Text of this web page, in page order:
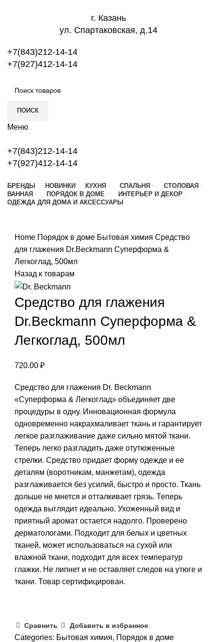
г. Казань
ул. Спартаковская, д.14
+7(843)212-14-14
+7(927)412-14-14
ПОИСК
Меню
+7(843)212-14-14
+7(927)412-14-14
БРЕНДЫ НОВИНКИ КУХНЯ СПАЛЬНЯ
СТОЛОВАЯ
ВАННАЯ
ПОРЯДОК В ДОМЕ
ИНТЕРЬЕР И ДЕКОР
ОДЕЖДА ДЛЯ ДОМА И АКСЕССУАРЫ
Home Порядок в доме Бытовая химия Средство
для глажения Dr.Beckmann Суперформа &
Легкоглад, 500мл
Назад к товарам
Средство для глажения
Dr.Beckmann Суперформа &
Легкоглад, 500мл
720.00 ₽
Средство для глажения Dr. Beckmann
«Суперформа & Легкоглад» объединяет две
процедуры в одну. Инновационная формула
одновременно накрахмаливает ткань и гарантирует
легкое разглаживание даже сильно мятой ткани.
Теперь легко разгладить даже отутюженные
стрелки. Средство придает форму одежде и ее
деталям (воротникам, манжетам), одежда
разглаживается без усилий, быстро и просто. Ткань
дольше не мнется и отталкивает грязь. Теперь
одежда выглядит идеально. Ухоженный вид и
приятный аромат остается надолго. Проверено
дерматологами. Подходит для белых и цветных
тканей, может использоваться на сухой или
влажной ткани, подходит для всех температур
глажки. Не липнет и не оставляет следов на утюге и
ткани. Товар сертифицирован.
Сравнить Добавить в избранное
Categories: Бытовая химия, Порядок в доме